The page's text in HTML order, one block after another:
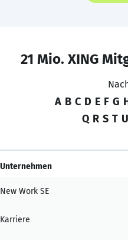
21 Mio. XING
A B C D E F G
Q R S T U
Unternehmen
New Work SE
Karriere